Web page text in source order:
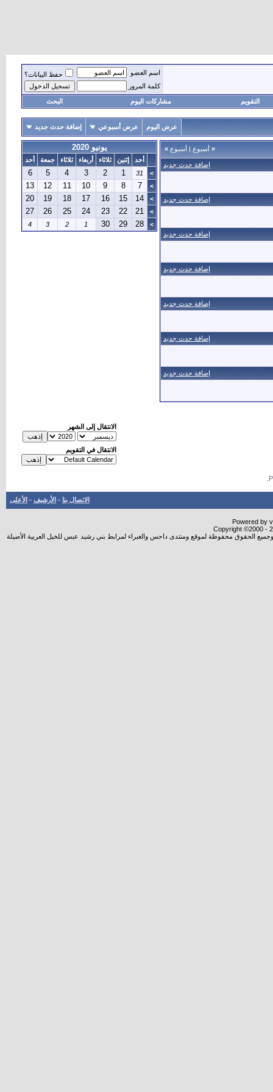
اسم العضو
حفظ البيانات؟
كلمة المرور
التقويم مشاركات اليوم البحث
عرض اليوم عرض أسبوعي إضافة حدث جديد
« أسبوع | أسبوع »
إضافة حدث جديد
إضافة حدث جديد
إضافة حدث جديد
إضافة حدث جديد
إضافة حدث جديد
إضافة حدث جديد
إضافة حدث جديد
يونيو 2020
أحد إثنين ثلاثاء أربعاء ثلاثاء جمعة
أحد
>
31
1
2
3
4
5
6
>
7
8
9
10
11
12
13
>
14
15
16
17
18
19
20
>
21
22
23
24
25
26
27
>
28
29
30
1
2
3
4
الانتقال إلى الشهر
الانتقال في التقويم
الاتصال بنا - الأرشيف - الأعلى
Powered by
Copyright ©2000 -
الحقوق محفوظة لموقع ومنتدى داحس والغبراء لمرابط بني رشيد عبس للخيل العربية الأصيلة